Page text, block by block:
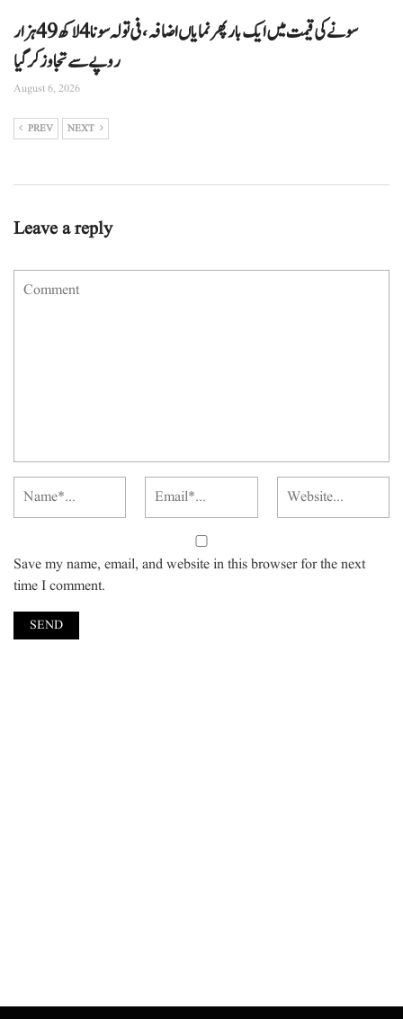
سونے کی قیمت میں ایک بار پھر نمایاں اضافہ، فی تولہ سونا 4 لاکھ 49 ہزار
روپے سے تجاوز کرگیا
August 6, 2026
PREV NEXT
Leave a reply
Save my name, email, and website in this browser for the next
time I comment.